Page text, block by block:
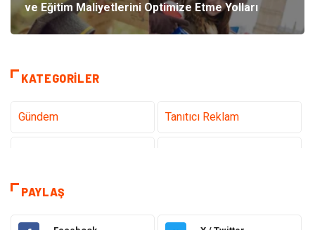
ve Eğitim Maliyetlerini Optimize Etme Yolları
KATEGORILER
Gündem Tanıtıcı Reklam
Dekorasyon
Eğitim Hukuk
PAYLAŞ